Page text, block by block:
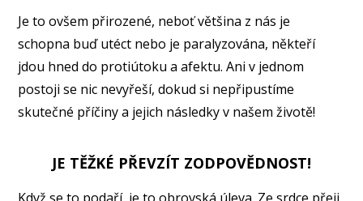
Je to ovšem přirozené, neboť většina z nás je
schopna buď utéct nebo je paralyzována, někteří
jdou hned do protiútoku a afektu. Ani v jednom
postoji se nic nevyřeší, dokud si nepřipustíme
skutečné příčiny a jejich následky v našem životě!
JE TĚŽKÉ PŘEVZÍT ZODPOVĚDNOST!